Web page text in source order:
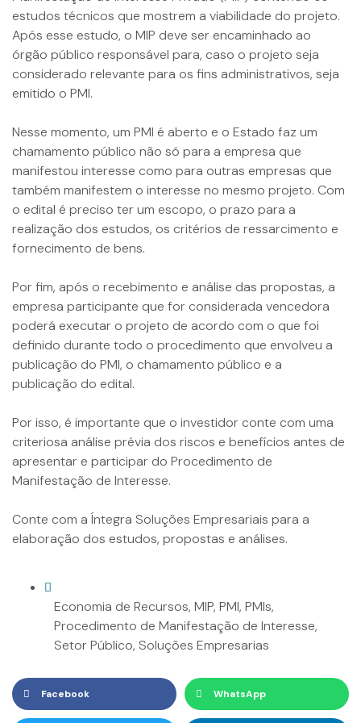
estudos técnicos que mostrem a viabilidade do projeto.
Após esse estudo, o MIP deve ser encaminhado ao
órgão público responsável para, caso o projeto seja
considerado relevante para os fins administrativos, seja
emitido o PMI.
Nesse momento, um PMI é aberto e o Estado faz um
chamamento público não só para a empresa que
manifestou interesse como para outras empresas que
também manifestem o interesse no mesmo projeto. Com
o edital é preciso ter um escopo, o prazo para a
realização dos estudos, os critérios de ressarcimento e
fornecimento de bens.
Por fim, após o recebimento e análise das propostas, a
empresa participante que for considerada vencedora
poderá executar o projeto de acordo com o que foi
definido durante todo o procedimento que envolveu a
publicação do PMI, o chamamento público e a
publicação do edital.
Por isso, é importante que o investidor conte com uma
criteriosa análise prévia dos riscos e benefícios antes de
apresentar e participar do Procedimento de
Manifestação de Interesse.
Conte com a Íntegra Soluções Empresariais para a
elaboração dos estudos, propostas e análises.
Economia de Recursos, MIP, PMI, PMIs,
Procedimento de Manifestação de Interesse,
Setor Público, Soluções Empresarias
Facebook WhatsApp